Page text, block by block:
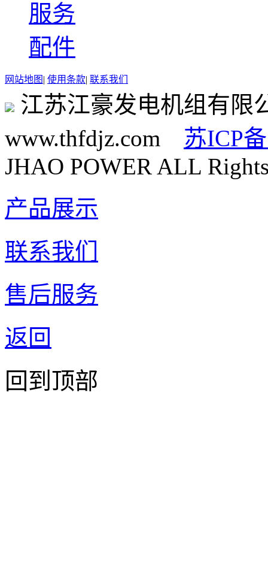
服务
配件
网站地图 | 使用条款| 联系我们
江苏江豪发电机组有
www.thfdjz.com 苏ICP
JHAO POWER ALL
产品展示
联系我们
售后服务
返回
回到顶部